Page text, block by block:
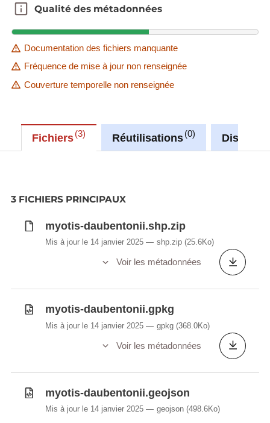
with layer name(s):
Qualité des métadonnées
Qualité des métadonnées
Documentation des fichiers manquante
Fréquence de mise à jour non renseignée
Couverture temporelle non renseignée
Fichiers 3 Réutilisations 0
3 FICHIERS PRINCIPAUX
myotis-daubentonii.shp.zip
Mis à jour le 14 janvier 2025 shp.zip (25.6Ko)
Voir les métadonnées
myotis-daubentonii.gpkg
Mis à jour le 14 janvier 2025 gpkg (368.0Ko)
Voir les métadonnées
myotis-daubentonii.geojson
Mis à jour le 14 janvier 2025 geojson (498.6Ko)